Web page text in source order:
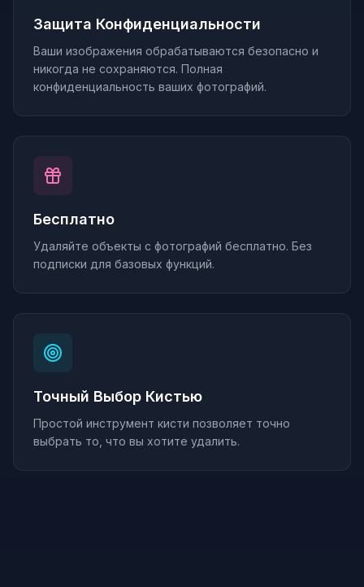
Защита Конфиденциальности
Ваши изображения обрабатываются безопасно и
никогда не сохраняются. Полная
конфиденциальность ваших фотографий.
Бесплатно
Удаляйте объекты с фотографий бесплатно. Без
подписки для базовых функций.
Точный Выбор Кистью
Простой инструмент кисти позволяет точно
выбрать то, что вы хотите удалить.